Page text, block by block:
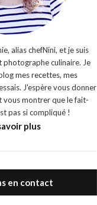
alias chefNini, et je suis
photographe culinaire. Je
mes recettes, mes
J'espère vous donner
vous montrer que le fait-
pas si compliqué !
plus
en contact